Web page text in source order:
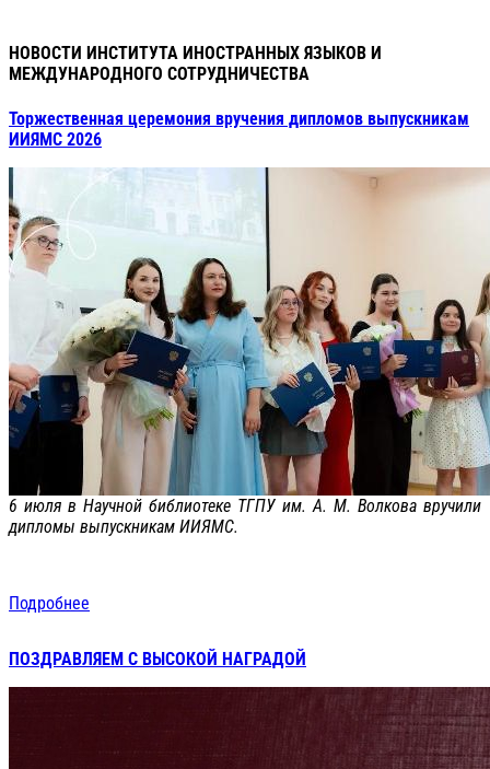
НОВОСТИ ИНСТИТУТА ИНОСТРАННЫХ ЯЗЫКОВ И
МЕЖДУНАРОДНОГО СОТРУДНИЧЕСТВА
Торжественная церемония вручения дипломов выпускникам
ИИЯМС 2026
6 июля в Научной библиотеке ТГПУ им. А. М. Волкова вручили
дипломы выпускникам ИИЯМС.
Подробнее
ПОЗДРАВЛЯЕМ С ВЫСОКОЙ НАГРАДОЙ